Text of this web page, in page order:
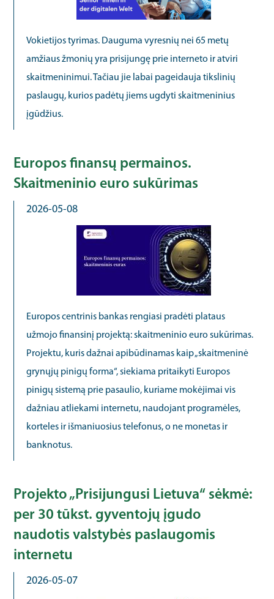
Vokietijos tyrimas. Dauguma vyresnių nei 65 metų
amžiaus žmonių yra prisijungę prie interneto ir atviri
skaitmeninimui. Tačiau jie labai pageidauja tikslinių
paslaugų, kurios padėtų jiems ugdyti skaitmeninius
įgūdžius.
Europos finansų permainos.
Skaitmeninio euro sukūrimas
2026-05-08
Europos centrinis bankas rengiasi pradėti plataus
užmojo finansinį projektą: skaitmeninio euro sukūrimas.
Projektu, kuris dažnai apibūdinamas kaip „skaitmeninė
grynųjų pinigų forma“, siekiama pritaikyti Europos
pinigų sistemą prie pasaulio, kuriame mokėjimai vis
dažniau atliekami internetu, naudojant programėles,
korteles ir išmaniuosius telefonus, o ne monetas ir
banknotus.
Projekto „Prisijungusi Lietuva“ sėkmė:
per 30 tūkst. gyventojų įgudo
naudotis valstybės paslaugomis
internetu
2026-05-07